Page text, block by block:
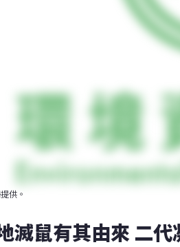
供。
滅鼠有其由來 二